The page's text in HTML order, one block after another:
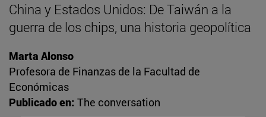
China y Estados Unidos: De Taiwán a la
guerra de los chips, una historia geopolítica
Marta Alonso
Profesora de Finanzas de la Facultad de
Económicas
Publicado en: The conversation